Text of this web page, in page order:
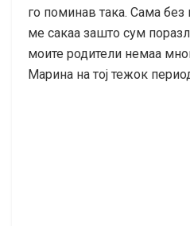
го поминав така. Сама без
ме сакаа зашто сум
моите родители немаа
Марина на тој тежок